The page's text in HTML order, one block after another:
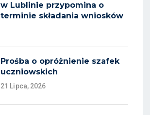
w Lublinie przypomina o
terminie składania wniosków
Prośba o opróżnienie szafek
uczniowskich
21 Lipca, 2026